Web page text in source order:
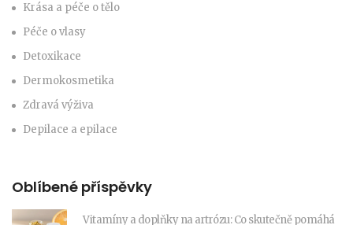
Krása a péče o tělo
Péče o vlasy
Detoxikace
Dermokosmetika
Zdravá výživa
Depilace a epilace
Oblíbené příspěvky
Vitamíny a doplňky na artrózu: Co skutečně pomáhá